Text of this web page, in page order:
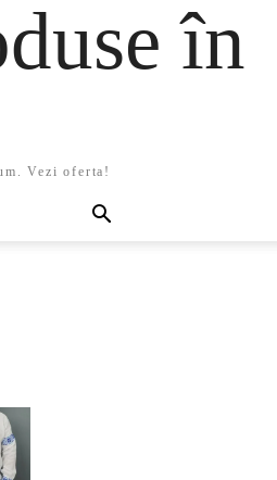
în
Vezi oferta!